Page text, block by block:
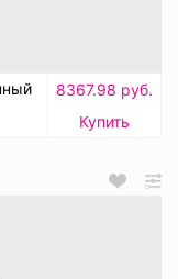
8367.98 руб.
Купить